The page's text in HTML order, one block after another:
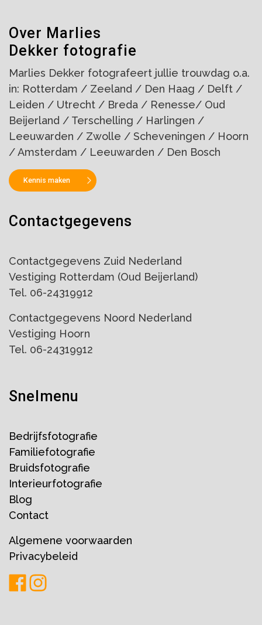
Over Marlies
Dekker fotografie
Marlies Dekker fotografeert jullie trouwdag o.a.
in: Rotterdam / Zeeland / Den Haag / Delft /
Leiden / Utrecht / Breda / Renesse/ Oud
Beijerland / Terschelling / Harlingen /
Leeuwarden / Zwolle / Scheveningen / Hoorn
/ Amsterdam / Leeuwarden / Den Bosch
Kennis maken
Contactgegevens
Contactgegevens Zuid Nederland
Vestiging Rotterdam (Oud Beijerland)
Tel. 06-24319912
Contactgegevens Noord Nederland
Vestiging Hoorn
Tel. 06-24319912
Snelmenu
Bedrijfsfotografie
Familiefotografie
Bruidsfotografie
Interieurfotografie
Blog
Contact
Algemene voorwaarden
Privacybeleid